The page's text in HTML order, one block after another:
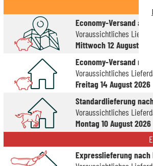
Economy-Versand an
Voraussichtliches
Mittwoch 12 August 2026
Economy-Versand nach
Voraussichtliches
Freitag 14 August 2026
Standardlieferung
Voraussichtliches
Montag 10 August 2026
Expresslieferung nach